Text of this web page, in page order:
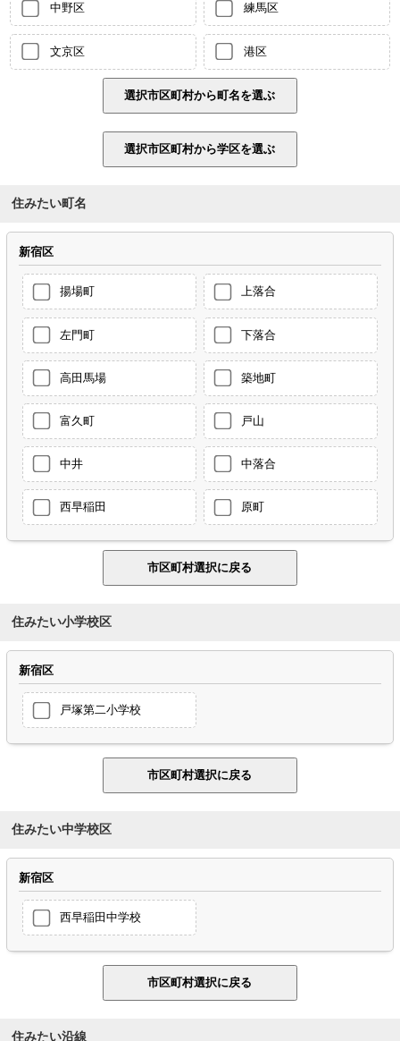
中野区 練馬区
文京区 港区
住みたい町名
新宿区
揚場町 上落合
左門町 下落合
高田馬場 築地町
富久町 戸山
中井 中落合
西早稲田 原町
住みたい小学校区
新宿区
戸塚第二小学校
住みたい中学校区
新宿区
西早稲田中学校
住みたい沿線